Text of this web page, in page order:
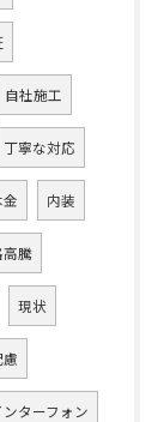
自社施工
丁寧な対応
内装
高騰
現状
慮
ンターフォン